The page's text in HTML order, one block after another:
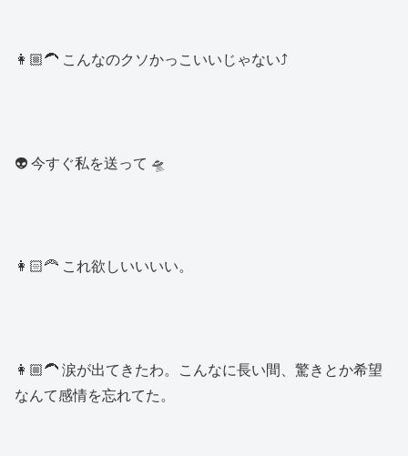
👩🏼‍🦱 こんなのクソかっこいいじゃない⤴️
👽 今すぐ私を送って 🛸
👩🏻‍🦰 これ欲しいいいい。
👩🏼‍🦱 涙が出てきたわ。こんなに長い間、驚きとか希望
なんて感情を忘れてた。